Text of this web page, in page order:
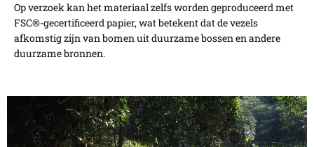
Op verzoek kan het materiaal zelfs worden geproduceerd met
FSC®-gecertificeerd papier, wat betekent dat de vezels
afkomstig zijn van bomen uit duurzame bossen en andere
duurzame bronnen.